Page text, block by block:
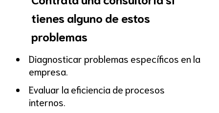
tienes alguno de estos
problemas
Diagnosticar problemas específicos en la
empresa.
Evaluar la eficiencia de procesos
internos.